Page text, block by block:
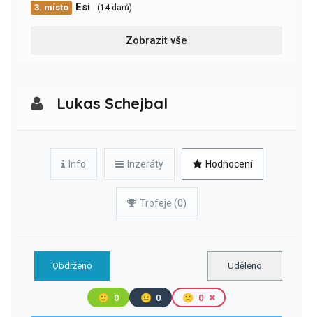
3. místo Esi (14 darů)
Zobrazit vše
Lukas Schejbal
Info Inzeráty Hodnocení
Trofeje (0)
Obdrženo Uděleno
🙂 0 😐 0 🙁 0